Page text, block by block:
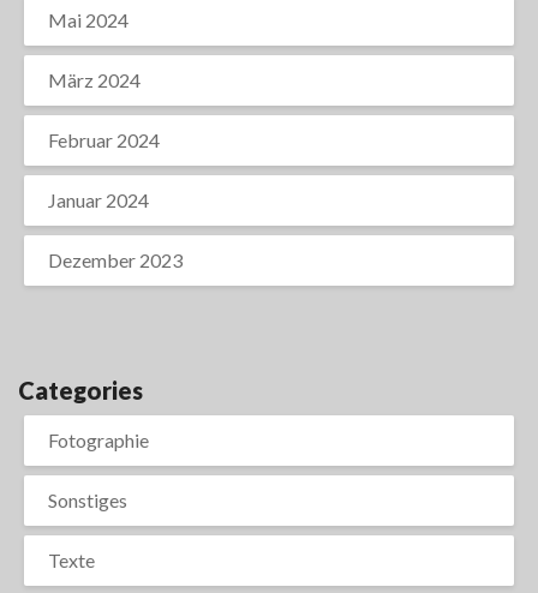
Mai 2024
März 2024
Februar 2024
Januar 2024
Dezember 2023
Categories
Fotographie
Sonstiges
Texte